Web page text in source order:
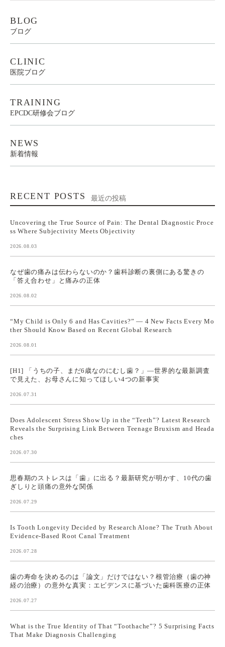
BLOG
ブログ
CLINIC
医院ブログ
TRAINING
EPCDC研修会ブログ
NEWS
新着情報
RECENT POSTS 最近の投稿
Uncovering the True Source of Pain: The Dental Diagnostic Proce
ss Where Subjectivity Meets Objectivity
2026.08.03
なぜ歯の痛みは伝わらないのか？歯科診断の裏側にある驚きの
「答え合わせ」と痛みの正体
2026.08.02
“My Child is Only 6 and Has Cavities?” — 4 New Facts Every Mo
ther Should Know Based on Recent Global Research
2026.08.01
[H1] 「うちの子、まだ6歳なのにむし歯？」—世界的な最新調査
で見えた、お母さんに知ってほしい4つの新事実
2026.07.31
Does Adolescent Stress Show Up in the “Teeth”? Latest Research
Reveals the Surprising Link Between Teenage Bruxism and Heada
ches
2026.07.30
思春期のストレスは「歯」に出る？最新研究が明かす、10代の歯
ぎしりと頭痛の意外な関係
2026.07.29
Is Tooth Longevity Decided by Research Alone? The Truth About
Evidence-Based Root Canal Treatment
2026.07.28
歯の寿命を決めるのは「論文」だけではない？根管治療（歯の神
経の治療）の意外な真実：エビデンスに基づいた歯科医療の正体
2026.07.27
What is the True Identity of That “Toothache”? 5 Surprising Facts
That Make Diagnosis Challenging